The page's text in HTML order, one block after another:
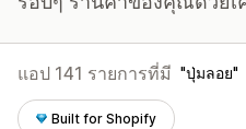
แอป 141 รายการที่มี ปุ่มลอย
Built for Shopify